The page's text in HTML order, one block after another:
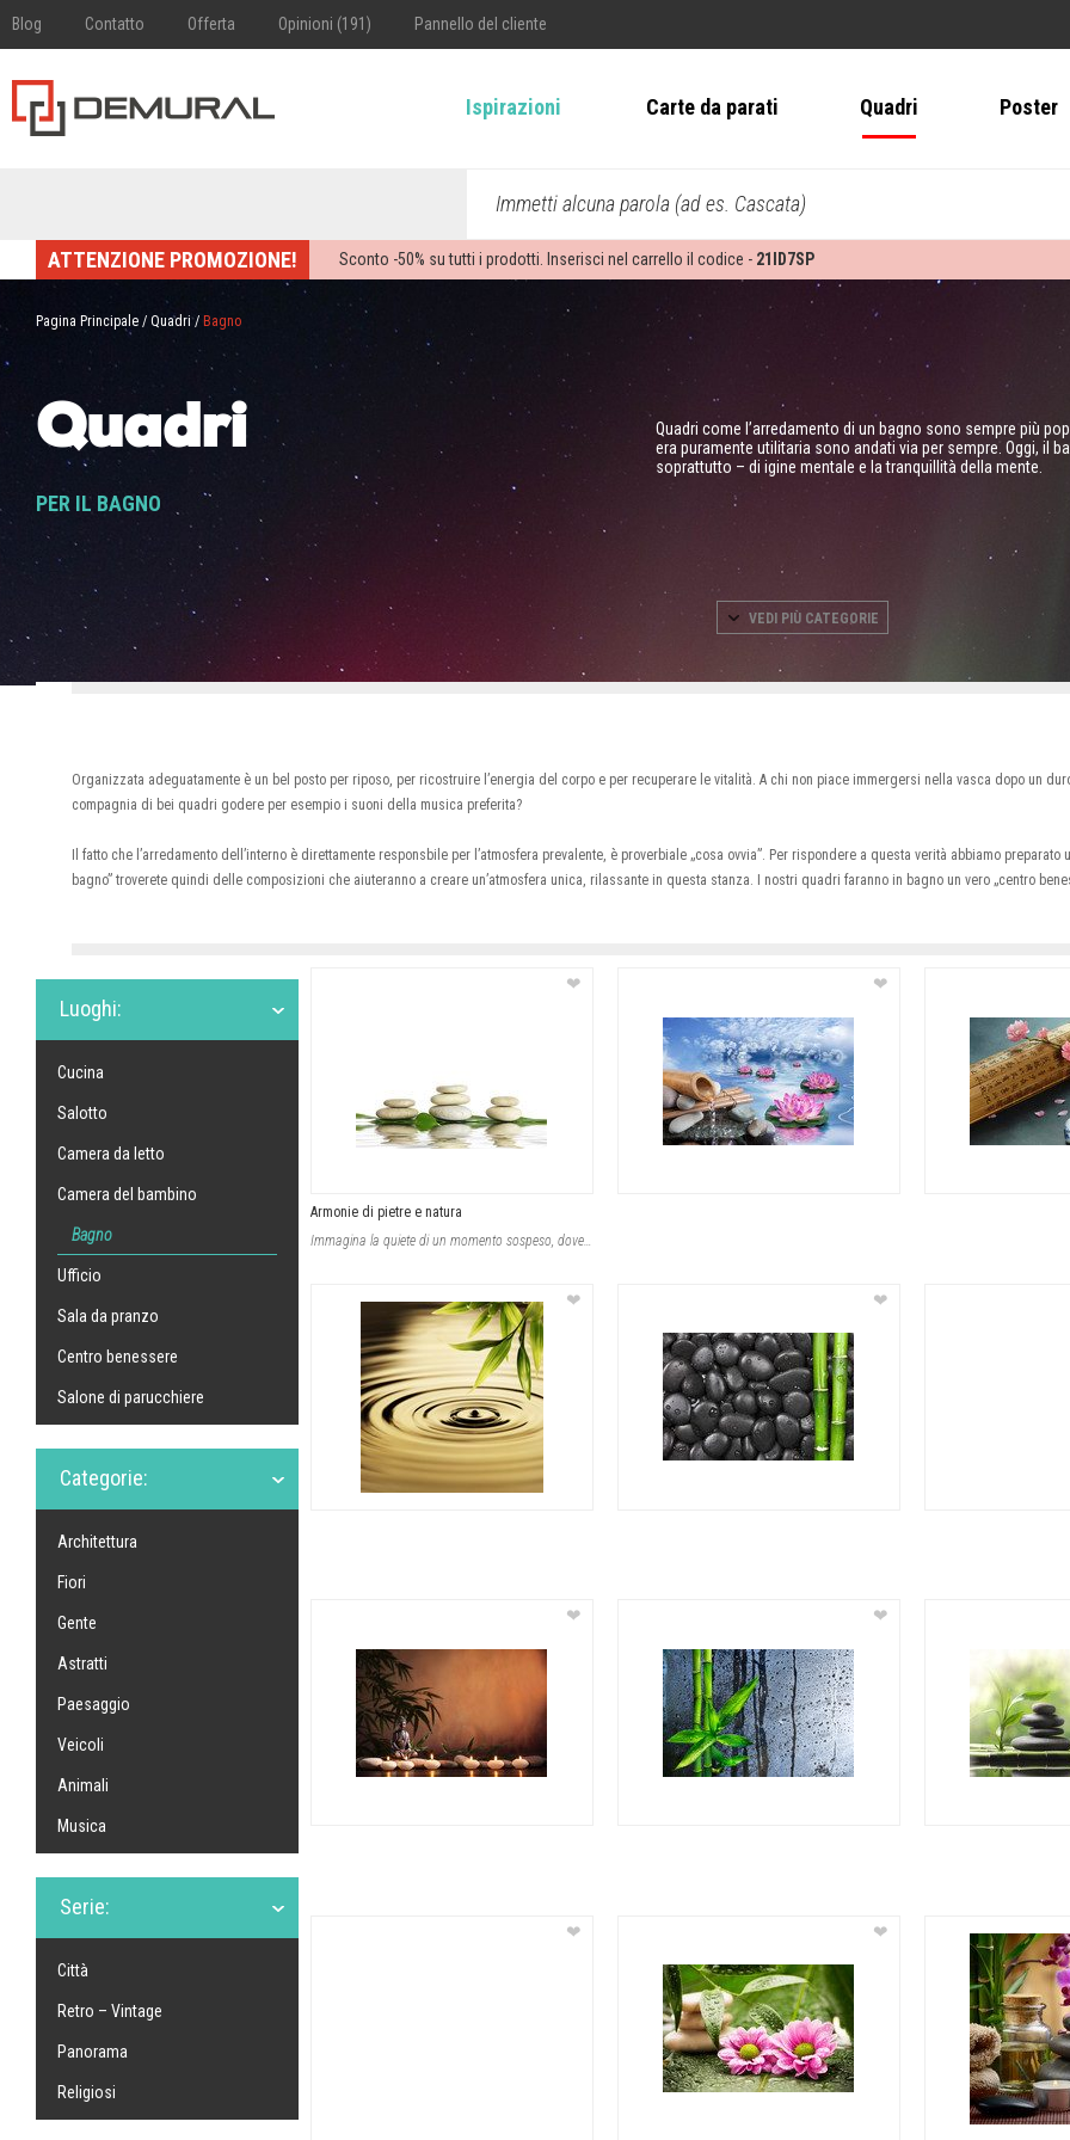
Blog Contatto Offerta Opinioni (191) Pannello del cliente
Ispirazioni Carte da parati Quadri Poster
Immetti alcuna parola (ad es. Cascata)
ATTENZIONE PROMOZIONE! Sconto -50% su tutti i prodotti. Inserisci nel carrello il codice - 21ID7SP
Pagina Principale / Quadri/ Bagno
Quadri
PER IL BAGNO
Quadri come l’arredamento di un bagno sono sempre più
era puramente utilitaria sono andati via per sempre. Oggi, il
soprattutto – di igine mentale e la tranquillità della mente.
VEDI PIÙ CATEGORIE
Organizzata adeguatamente è un bel posto per riposo, per ricostruire l’energia del corpo e per recuperare le vitalità. A chi non piace immergersi nella vasca dopo un
compagnia di bei quadri godere per esempio i suoni della musica preferita?
Il fatto che l’arredamento dell’interno è direttamente responsbile per l’atmosfera prevalente, è proverbiale „cosa ovvia”. Per rispondere a questa verità abbiamo
bagno” troverete quindi delle composizioni che aiuteranno a creare un’atmosfera unica, rilassante in questa stanza. I nostri quadri faranno in bagno un vero „centro
Luoghi:
Cucina
Salotto
Camera da letto
Camera del bambino
Bagno
Ufficio
Sala da pranzo
Centro benessere
Salone di parucchiere
Categorie:
Architettura
Fiori
Gente
Astratti
Paesaggio
Veicoli
Animali
Musica
Serie:
Città
Retro – Vintage
Panorama
Religiosi
❤
Armonie di pietre e natura
Immagina la quiete di un momento sospeso, dove la calma si riflette nelle pietre
❤
❤ ❤
❤ ❤
❤ ❤